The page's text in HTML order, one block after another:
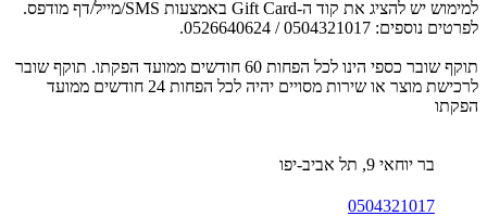
למימוש יש להציג את קוד ה-Gift Card באמצעות SMS/מייל/דף מודפס.
לפרטים נוספים: 0504321017 / 0526640624.
תוקף שובר כספי הינו לכל הפחות 60 חודשים ממועד הפקתו. תוקף שובר
לרכישת מוצר או שירות מסויים יהיה לכל הפחות 24 חודשים ממועד
הפקתו
בר יוחאי 9, תל אביב-יפו
0504321017